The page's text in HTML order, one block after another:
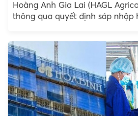
Hoàng Anh Gia Lai (HAGL
thông qua quyết định sáp nhập